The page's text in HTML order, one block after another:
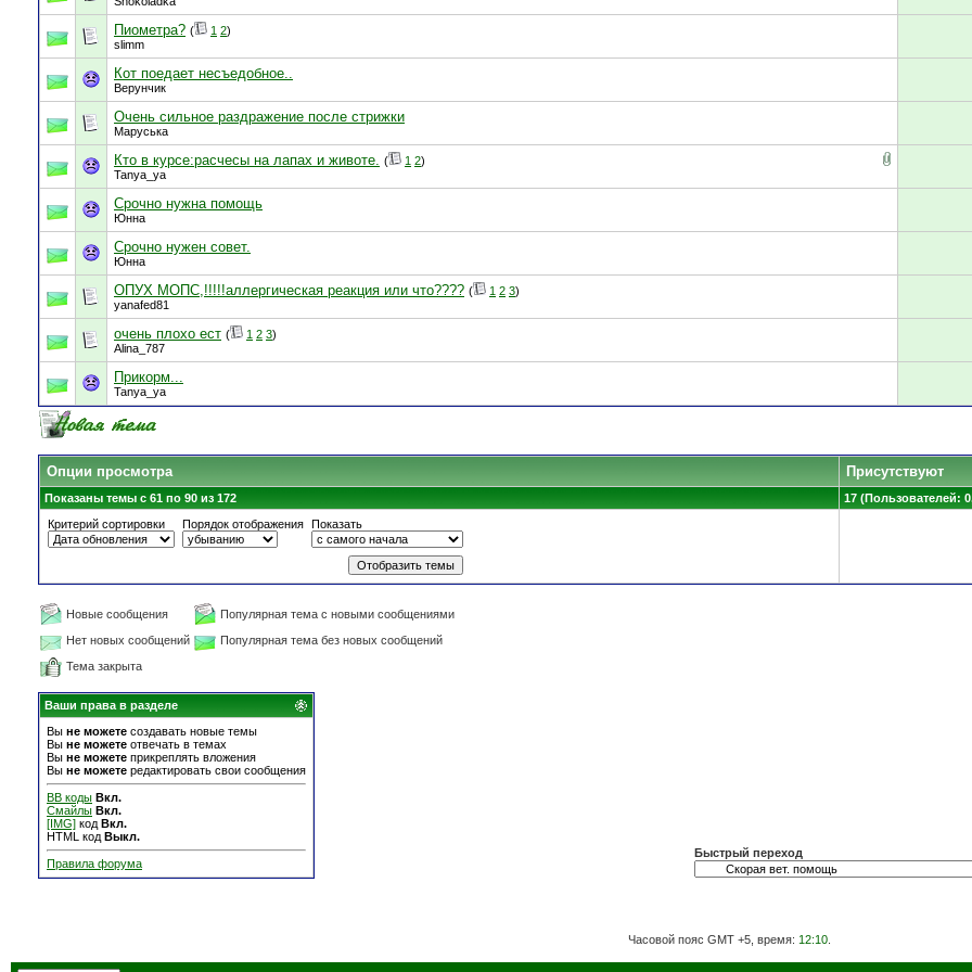
Пиометра? ( 1 2)
slimm
Кот поедает несъедобное..
Верунчик
Очень сильное раздражение после стрижки
Маруська
Кто в курсе:расчесы на лапах и животе. ( 1 2)
Tanya_ya
Срочно нужна помощь
Юнна
Срочно нужен совет.
Юнна
ОПУХ МОПС,!!!!!аллергическая реакция или что???? ( 1 2 3)
yanafed81
очень плохо ест ( 1 2 3)
Alina_787
Прикорм...
Tanya_ya
Опции просмотра Присутствуют
Показаны темы с 61 по 90 из 172
17 (Пользователей:
Критерий сортировки
Порядок отображения Показать
Новые сообщения
Популярная тема с новыми сообщениями
Нет новых сообщений
Популярная тема без новых сообщений
Тема закрыта
Ваши права в разделе
Вы не можете создавать новые темы
Вы не можете отвечать в темах
Вы не можете прикреплять вложения
Вы не можете редактировать свои сообщения
BB коды Вкл.
Смайлы Вкл.
[IMG] код Вкл.
HTML код Выкл.
Правила форума
Быстрый переход
Часовой пояс GMT +5, время: 12:10.